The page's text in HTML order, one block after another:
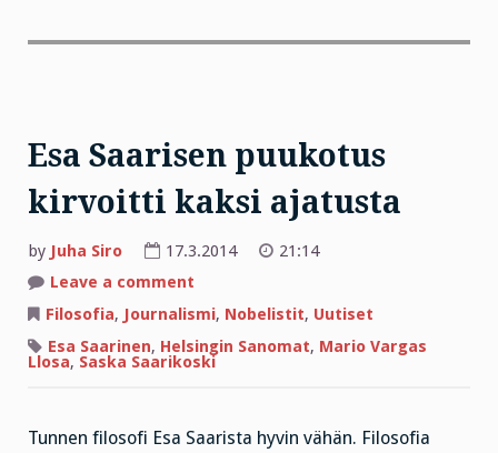
Esa Saarisen puukotus
kirvoitti kaksi ajatusta
by Juha Siro 17.3.2014
21:14
Leave a comment
Saarisen
puukotus
kirvoitti
kaksi
Filosofia, Journalismi, Nobelistit, Uutiset
Esa Saarinen, Helsingin Sanomat, Mario Vargas
Llosa, Saska Saarikoski
Tunnen filosofi Esa Saarista hyvin vähän. Filosofia